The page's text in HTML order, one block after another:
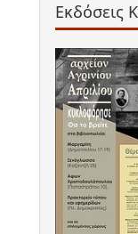
Εκδόσεις